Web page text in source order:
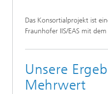
Das Konsortialprojekt ist
Fraunhofer IIS/EAS mit
Unsere
Mehrwert